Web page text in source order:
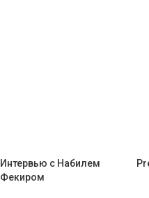
Интервью c Набилем
Фекиром